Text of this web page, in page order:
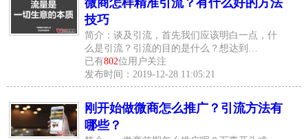
技巧
简介：谈及引流，首先我们应该明白一点，什
么是引流？引流的目的是什么？想达到…
已有802位用户关注
发布时间：2019-12-28 11:05:21
刚开始做微商怎么推广？引流方法有
哪些？